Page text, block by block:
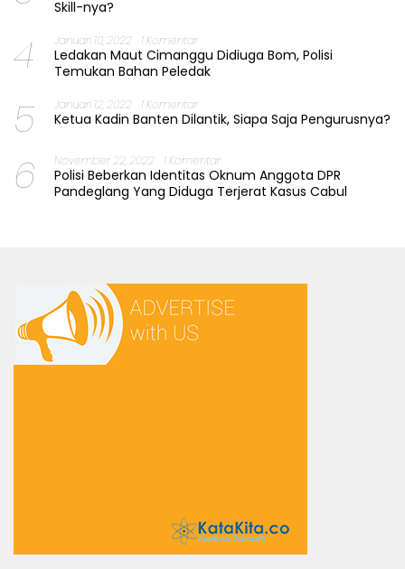
Skill-nya?
4 Januari 10, 2022 1 Komentar
Ledakan Maut Cimanggu Didiuga Bom, Polisi
Temukan Bahan Peledak
5 Januari 12, 2022 1 Komentar
Ketua Kadin Banten Dilantik, Siapa Saja Pengurusnya?
6 November 22, 2022 1 Komentar
Polisi Beberkan Identitas Oknum Anggota DPR
Pandeglang Yang Diduga Terjerat Kasus Cabul